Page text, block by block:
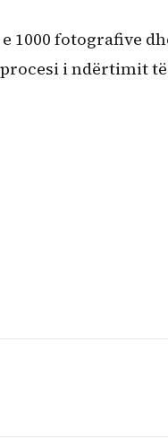
1000 fotografive
i ndërtimit